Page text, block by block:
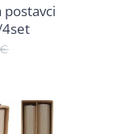
postavci